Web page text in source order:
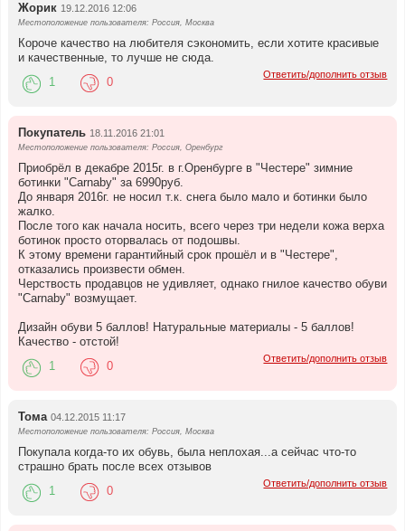
Жорик 19.12.2016 12:06
Местоположение пользователя: Россия, Москва
Короче качество на любителя сэкономить, если хотите красивые
и качественные, то лучше не сюда.
Ответить/дополнить отзыв
1 0
Покупатель 18.11.2016 21:01
Местоположение пользователя: Россия, Оренбург
Приобрёл в декабре 2015г. в г.Оренбурге в "Честере" зимние
ботинки "Carnaby" за 6990руб.
До января 2016г. не носил т.к. снега было мало и ботинки было
жалко.
После того как начала носить, всего через три недели кожа верха
ботинок просто оторвалась от подошвы.
К этому времени гарантийный срок прошёл и в "Честере",
отказались произвести обмен.
Черствость продавцов не удивляет, однако гнилое качество обуви
"Carnaby" возмущает.
Дизайн обуви 5 баллов! Натуральные материалы - 5 баллов!
Качество - отстой!
Ответить/дополнить отзыв
1 0
Тома 04.12.2015 11:17
Местоположение пользователя: Россия, Москва
Покупала когда-то их обувь, была неплохая...а сейчас что-то
страшно брать после всех отзывов
Ответить/дополнить отзыв
1 0